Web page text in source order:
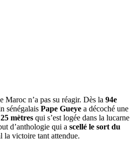
Maroc n’a pas su réagir. Dès la 94e
sénégalais Pape Gueye a décoché une
mètres qui s’est logée dans la lucarne
d’anthologie qui a scellé le sort du
la victoire tant attendue.